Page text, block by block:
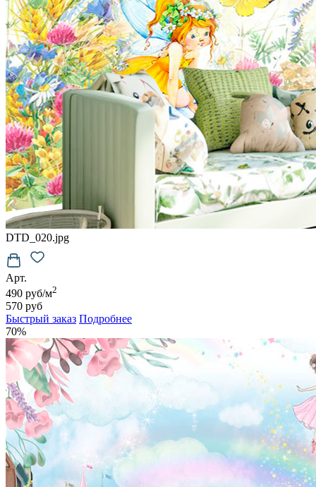
DTD_020.jpg
Арт.
490 руб/м2
570 руб
Быстрый заказ Подробнее
70%